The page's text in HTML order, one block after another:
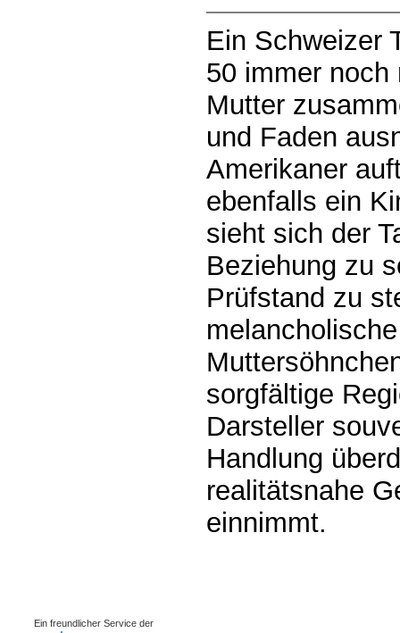
Ein Schweizer
50 immer noch
Mutter
und Faden
Amerikaner
ebenfalls ein
sieht sich der
Beziehung zu
Prüfstand zu
sorgfältige
Darsteller
Handlung
realitätsnahe
einnimmt.
Ein freundlicher Service der